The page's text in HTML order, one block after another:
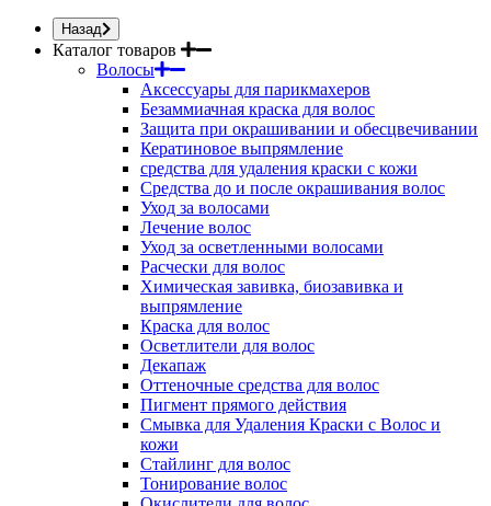
Назад
Каталог товаров
Волосы
Аксессуары для парикмахеров
Безаммиачная краска для волос
Защита при окрашивании и обесцвечивании
Кератиновое выпрямление
средства для удаления краски с кожи
Средства до и после окрашивания волос
Уход за волосами
Лечение волос
Уход за осветленными волосами
Расчески для волос
Химическая завивка, биозавивка и
выпрямление
Краска для волос
Осветлители для волос
Декапаж
Оттеночные средства для волос
Пигмент прямого действия
Смывка для Удаления Краски с Волос и
кожи
Стайлинг для волос
Тонирование волос